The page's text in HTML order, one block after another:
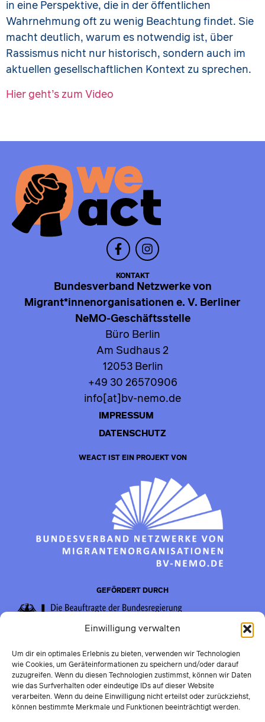
Einwilligung verwalten
Um dir ein optimales Erlebnis zu bieten, verwenden wir Technologien
wie Cookies, um Geräteinformationen zu speichern und/oder darauf
zuzugreifen. Wenn du diesen Technologien zustimmst, können wir Daten
wie das Surfverhalten oder eindeutige IDs auf dieser Website
verarbeiten. Wenn du deine Einwilligung nicht erteilst oder zurückziehst,
können bestimmte Merkmale und Funktionen beeinträchtigt werden.
in eine Perspektive, die in der öffentlichen
Wahrnehmung oft zu wenig Beachtung findet. Sie
macht deutlich, warum es notwendig ist, über
Rassismus nicht nur historisch, sondern auch im
aktuellen gesellschaftlichen Kontext zu sprechen.
Hier geht’s zum Video
KONTAKT
Bundesverband Netzwerke von
Migrant*innenorganisationen e. V. Berliner
NeMO-Geschäftsstelle
Büro Berlin
Am Sudhaus 2
12053 Berlin
+49 30 26570906
info[at]bv-nemo.de
IMPRESSUM
DATENSCHUTZ
WEACT IST EIN PROJEKT VON
GEFÖRDERT DURCH